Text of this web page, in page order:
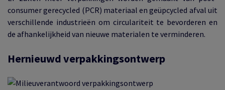
consumer gerecycled (PCR) materiaal en geüpcycled afval uit
verschillende industrieën om circulariteit te bevorderen en
de afhankelijkheid van nieuwe materialen te verminderen.
Hernieuwd verpakkingsontwerp